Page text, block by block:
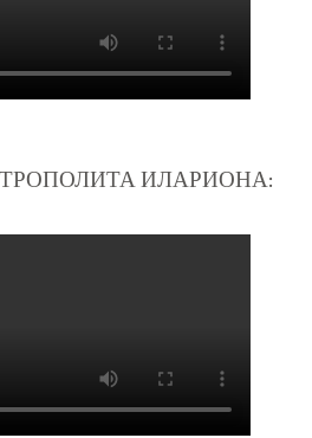
ИЛАРИОНА: